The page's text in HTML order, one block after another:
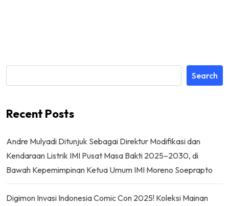
Search
Recent Posts
Andre Mulyadi Ditunjuk Sebagai Direktur Modifikasi dan
Kendaraan Listrik IMI Pusat Masa Bakti 2025–2030, di
Bawah Kepemimpinan Ketua Umum IMI Moreno Soeprapto
Digimon Invasi Indonesia Comic Con 2025! Koleksi Mainan